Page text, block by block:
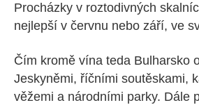
Procházky v roztodivných
nejlepší v červnu nebo září, ve
Čím kromě vína teda Bulharsko
Jeskyněmi, říčními soutěskami,
věžemi a národními parky. Dále